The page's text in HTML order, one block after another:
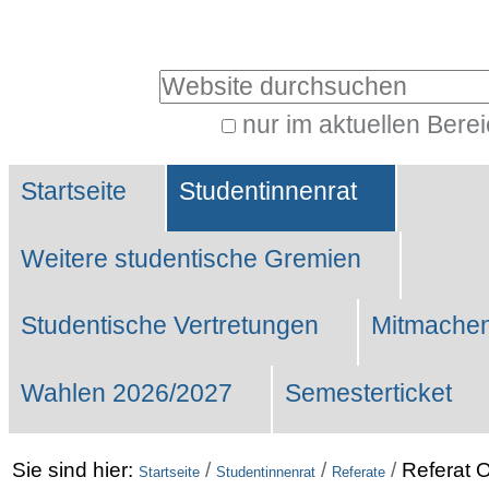
Website durchsuchen
nur im aktuellen
Suche…
Sektionen
Startseite Studentinnenrat
Weitere studentische Gremien
Studentische Vertretungen
Wahlen 2026/2027 Semesterticket
Sie sind hier: Startseite / Studentinnenrat / Referate / Referat